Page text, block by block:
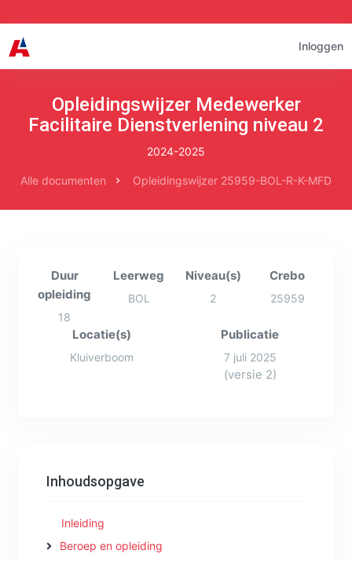
Inloggen
Opleidingswijzer Medewerker
Facilitaire Dienstverlening niveau 2
2024-2025
Alle documenten Opleidingswijzer 25959-BOL-R-K-MFD
Duur
opleiding
18
Leerweg
BOL
Niveau(s)
2
Crebo
25959
Locatie(s)
Kluiverboom
Publicatie
7 juli 2025
(versie 2)
Inhoudsopgave
Inleiding
Beroep en opleiding